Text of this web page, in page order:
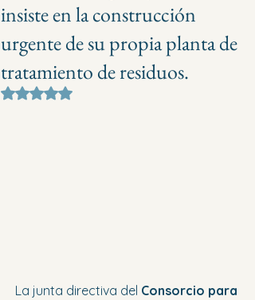
insiste en la construcción
urgente de su propia planta de
tratamiento de residuos.
Obtuvo NaN de 5 estrellas.
La junta directiva del Consorcio para